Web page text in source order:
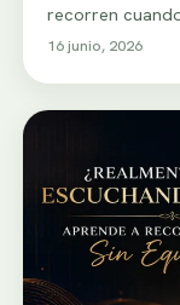
recorren cuando
16 junio, 2026